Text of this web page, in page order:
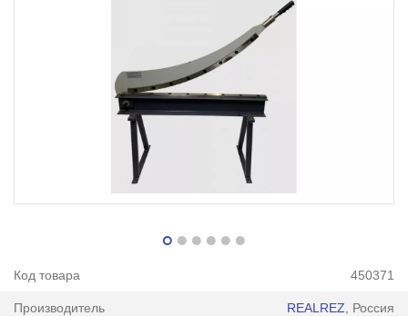
Код товара 450371
Производитель REALREZ , Россия